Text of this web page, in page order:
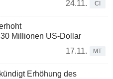
24.11.
CI
Millionen US-Dollar
17.11.
MT
Erhöhung des